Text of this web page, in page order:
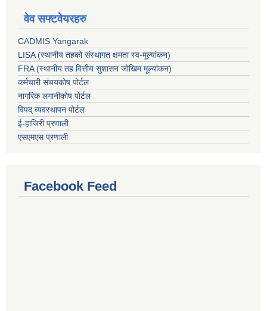
वेव सफ्टवेयरहरु
CADMIS Yangarak
LISA (स्थानीय तहको संस्थागत क्षमता स्व-मूल्यांकन)
FRA (स्थानीय तह वित्तीय सुशासन जोखिम मूल्यांकन)
कर्मचारी संचयकोष पोर्टल
नागरिक लगानीकोष पोर्टल
विपद् व्यवस्थापन पोर्टल
ई-हाजिरी प्रणाली
एसएमएस प्रणाली
Facebook Feed